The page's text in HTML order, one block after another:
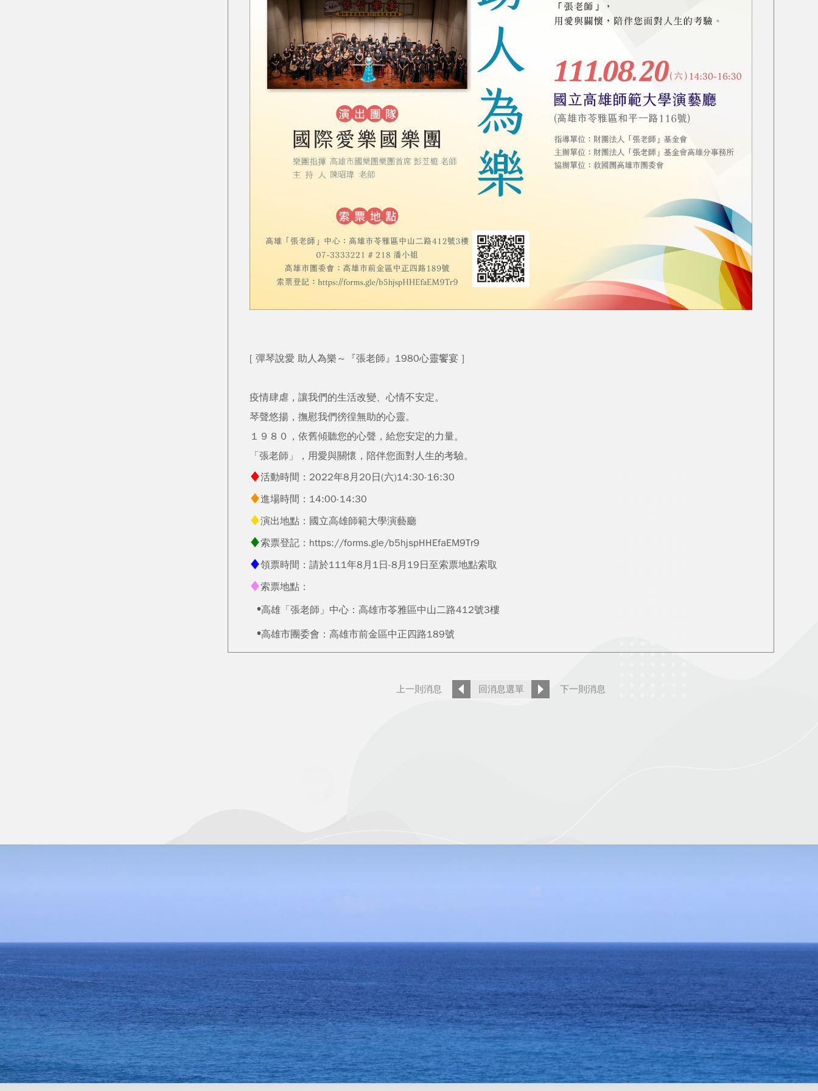
[ 彈琴說愛 助人為樂～『張老師』1980心靈饗宴 ]
疫情肆虐，讓我們的生活改變、心情不安定。
琴聲悠揚，撫慰我們徬徨無助的心靈。
１９８０，依舊傾聽您的心聲，給您安定的力量。
「張老師」，用愛與關懷，陪伴您面對人生的考驗。
♦活動時間：2022年8月20日(六)14:30-16:30
♦進場時間：14:00-14:30
♦演出地點：國立高雄師範大學演藝廳
♦索票登記： https://forms.gle/b5hjspHHEfaEM9Tr9
♦領票時間：請於111年8月1日-8月19日至索票地點索取
♦索票地點：
•高雄「張老師」中心：高雄市苓雅區中山二路412號3樓
•高雄市團委會：高雄市前金區中正四路189號
上一則消息 回消息選單 下一則消息